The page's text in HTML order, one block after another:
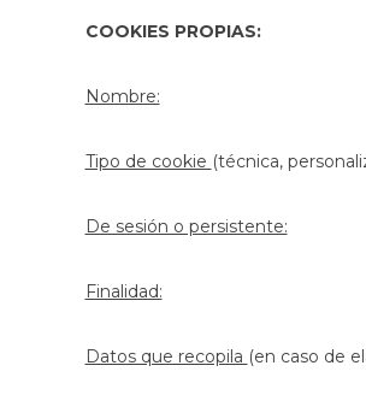
COOKIES PROPIAS:
Nombre:
Tipo de cookie (técnica,
De sesión o persistente:
Finalidad:
Datos que recopila (en caso de